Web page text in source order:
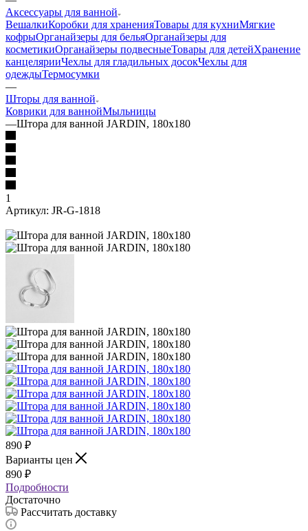
Аксессуары для ванной
ВешалкиКоробки для храненияТовары для кухниМягкие
кофрыОрганайзеры для бельяОрганайзеры для
косметикиОрганайзеры подвесныеТовары для детейХранение
канцелярииЧехлы для гладильных досокЧехлы для
одеждыТермосумки
—
Шторы для ванной
Коврики для ваннойМыльницы
—Штора для ванной JARDIN, 180х180
1
Артикул: JR-G-1818
890 ₽
Варианты цен
890 ₽
Подробности
Достаточно
Рассчитать доставку